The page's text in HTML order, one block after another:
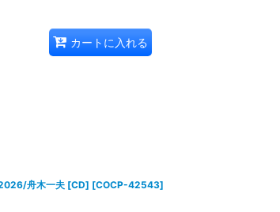
カートに入れる
舟木一夫 [CD] [COCP-42543]